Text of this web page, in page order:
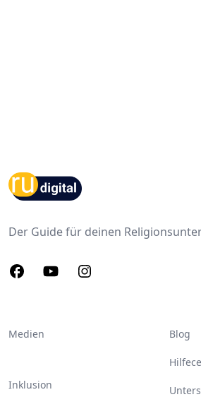
Footer
Der Guide für deinen
FacebookYoutubeInstagram
Medien
Inklusion
Blog